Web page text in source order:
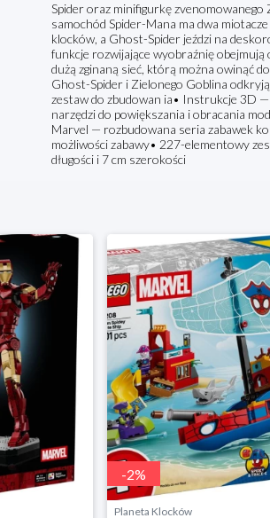
Spider oraz minifigurkę
samochód Spider-Mana ma dwa
klocków, a Ghost-Spider jeździ na
funkcje rozwijające wyobraźnię
dużą zginaną sieć, którą można owinąć
Ghost-Spider i Zielonego Goblina
zestaw do zbudowan ia• Instrukcje 3D
narzędzi do powiększania i obracania
Marvel — rozbudowana seria zabawek
możliwości zabawy• 227-elementowy
długości i 7 cm szerokości
-2%
Planeta Klocków